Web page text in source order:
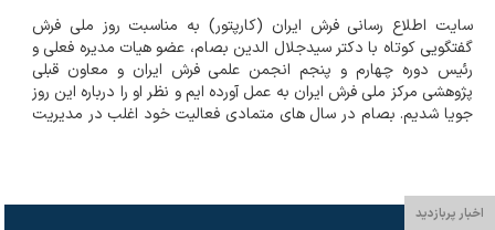
سایت اطلاع رسانی فرش ایران (کارپتور) به مناسبت روز ملی فرش
گفتگویی کوتاه با دکتر سیدجلال الدین بصام، عضو هیات مدیره فعلی و
رئیس دوره چهارم و پنجم انجمن علمی فرش ایران و معاون قبلی
پژوهشی مرکز ملی فرش ایران به عمل آورده ایم و نظر او را درباره این روز
جویا شدیم. بصام در سال های متمادی فعالیت خود اغلب در مدیریت
اخبار پربازدید